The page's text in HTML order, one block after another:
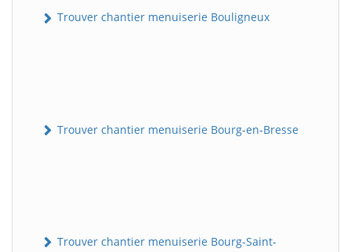
Trouver chantier menuiserie Bouligneux
Trouver chantier menuiserie Bourg-en-Bresse
Trouver chantier menuiserie Bourg-Saint-